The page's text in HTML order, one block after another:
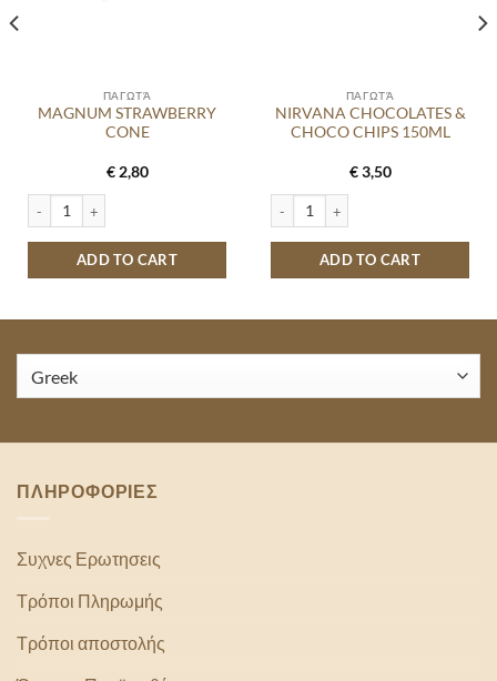
ΠΑΓΩΤΆ
MAGNUM STRAWBERRY
CONE
€2,80
MAGNUM STRAWBERRY CONE quantity
ADD TO CART
ΠΑΓΩΤΆ
NIRVANA CHOCOLATES &
CHOCO CHIPS 150ML
€3,50
NIRVANA CHOCOLATES & CHOCO
ADD TO CART
2LT quantity
ΠΛΗΡΟΦΟΡΙΕΣ
Συχνες Ερωτησεις
Τρόποι Πληρωμής
Τρόποι αποστολής